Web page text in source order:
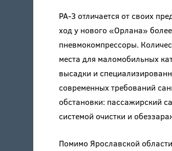
РА-3 отличается от своих
ход у нового «Орлана»
пневмокомпрессоры.
места для маломобильных
высадки и
современных требований
обстановки: пассажирский
системой очистки и
Помимо Ярославской